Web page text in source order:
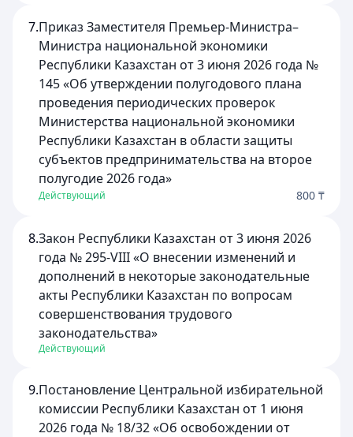
7.Приказ Заместителя Премьер-Министра–
Министра национальной экономики
Республики Казахстан от 3 июня 2026 года №
145 «Об утверждении полугодового плана
проведения периодических проверок
Министерства национальной экономики
Республики Казахстан в области защиты
субъектов предпринимательства на второе
полугодие 2026 года»
Действующий 800 ₸
8.Закон Республики Казахстан от 3 июня 2026
года № 295-VIII «О внесении изменений и
дополнений в некоторые законодательные
акты Республики Казахстан по вопросам
совершенствования трудового
законодательства»
Действующий
9.Постановление Центральной избирательной
комиссии Республики Казахстан от 1 июня
2026 года № 18/32 «Об освобождении от